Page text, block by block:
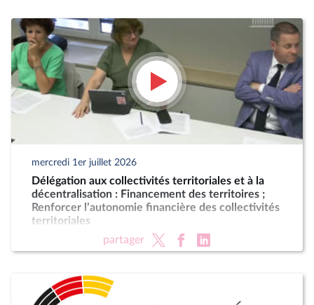
mercredi 1er juillet 2026
Délégation aux collectivités territoriales et à la
décentralisation : Financement des territoires ;
Renforcer l’autonomie financière des collectivités
territoriales
partager